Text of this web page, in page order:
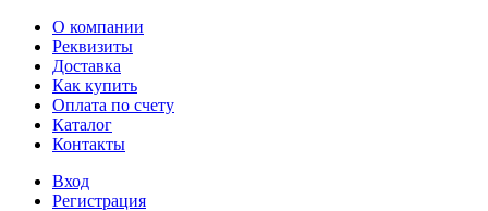
О компании
Реквизиты
Доставка
Как купить
Оплата по счету
Каталог
Контакты
Вход
Регистрация